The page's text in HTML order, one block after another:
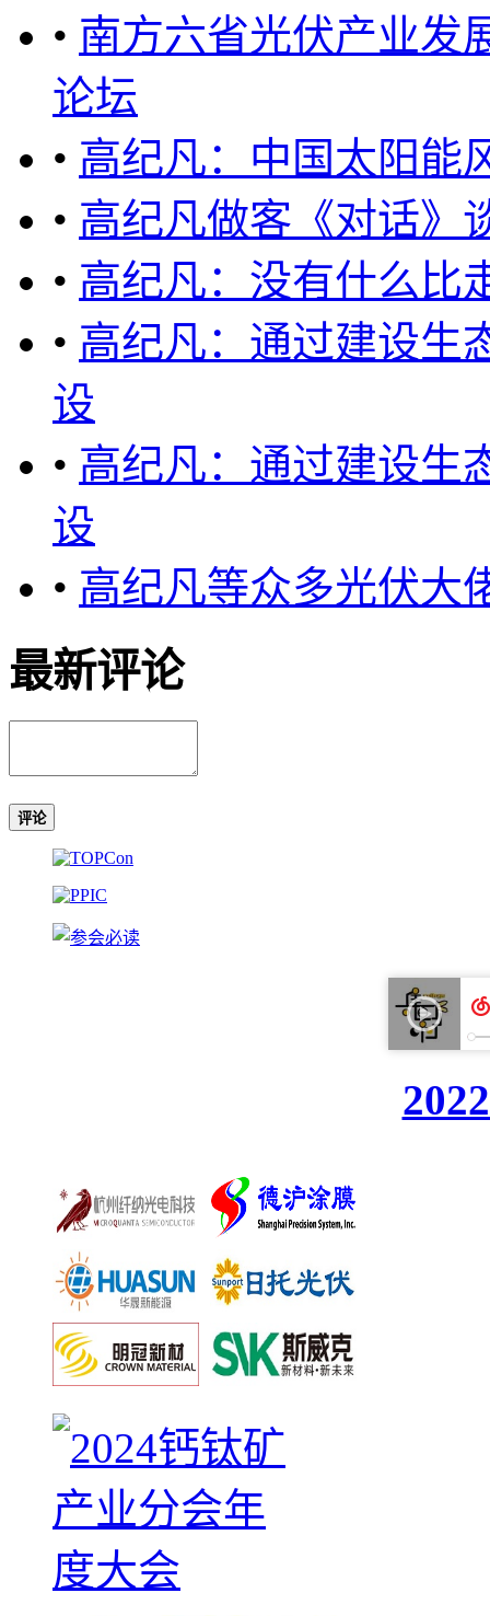
• 南方六省光伏产业发
论坛
• 高纪凡：中国太阳能
• 高纪凡做客《对话》
• 高纪凡：没有什么比
• 高纪凡：通过建设生
设
• 高纪凡：通过建设生
设
• 高纪凡等众多光伏大
最新评论
评论